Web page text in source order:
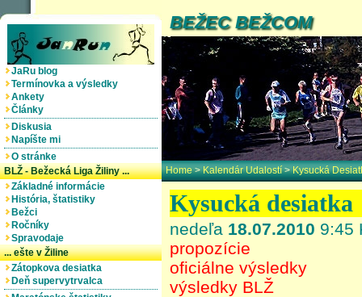
JaRu blog
Termínovka a výsledky
Ankety
Články
Diskusia
Napíšte mi
O stránke
BLŽ - Bežecká Liga Žiliny ...
Základné informácie
História, štatistiky
Bežci
Ročníky
Spravodaje
... ešte v Žiline
Zátopkova desiatka
Deň supervytrvalca
BEŽEC BEŽCOM
Home>Kalendár Udalostí>Kysucká
Kysucká desiatka
nedeľa 18.07.2010 9:45
propozície
oficiálne výsledky
výsledky BLŽ